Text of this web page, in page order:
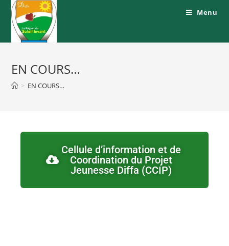
Menu
EN COURS…
> EN COURS…
Cellule d’information et de
Coordination du Projet
Jeunesse Diffa (CCIP)